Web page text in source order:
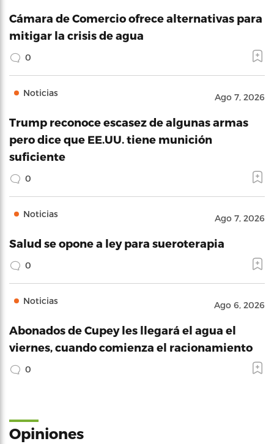
Cámara de Comercio ofrece alternativas para
mitigar la crisis de agua
0
Noticias Ago 7, 2026
Trump reconoce escasez de algunas armas
pero dice que EE.UU. tiene munición
suficiente
0
Noticias Ago 7, 2026
Salud se opone a ley para sueroterapia
0
Noticias Ago 6, 2026
Abonados de Cupey les llegará el agua el
viernes, cuando comienza el racionamiento
0
Opiniones